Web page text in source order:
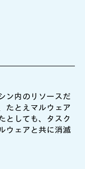
ン内のリソースだ
たとえマルウェア
としても、タスク
ウェアと共に消滅